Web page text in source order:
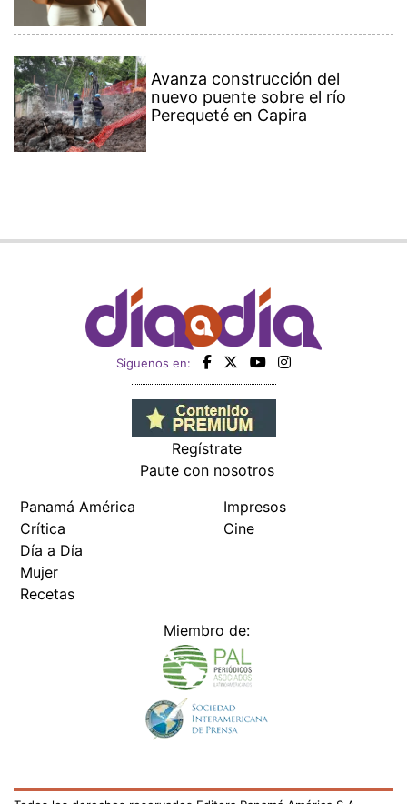
Avanza construcción del
nuevo puente sobre el río
Perequeté en Capira
Siguenos en:
Regístrate
Paute con nosotros
Panamá América
Crítica
Día a Día
Mujer
Recetas
Impresos
Cine
Miembro de: